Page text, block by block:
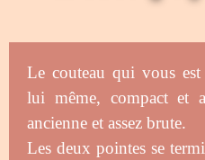
Le couteau qui vous est
lui même, compact et
ancienne et assez brute.
Les deux pointes se